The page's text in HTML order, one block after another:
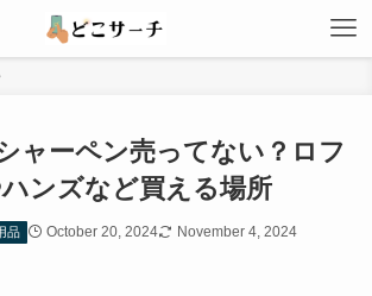
ャーペン売ってない？ロフ
ハンズなど買える場所
品 October 20, 2024 November 4, 2024